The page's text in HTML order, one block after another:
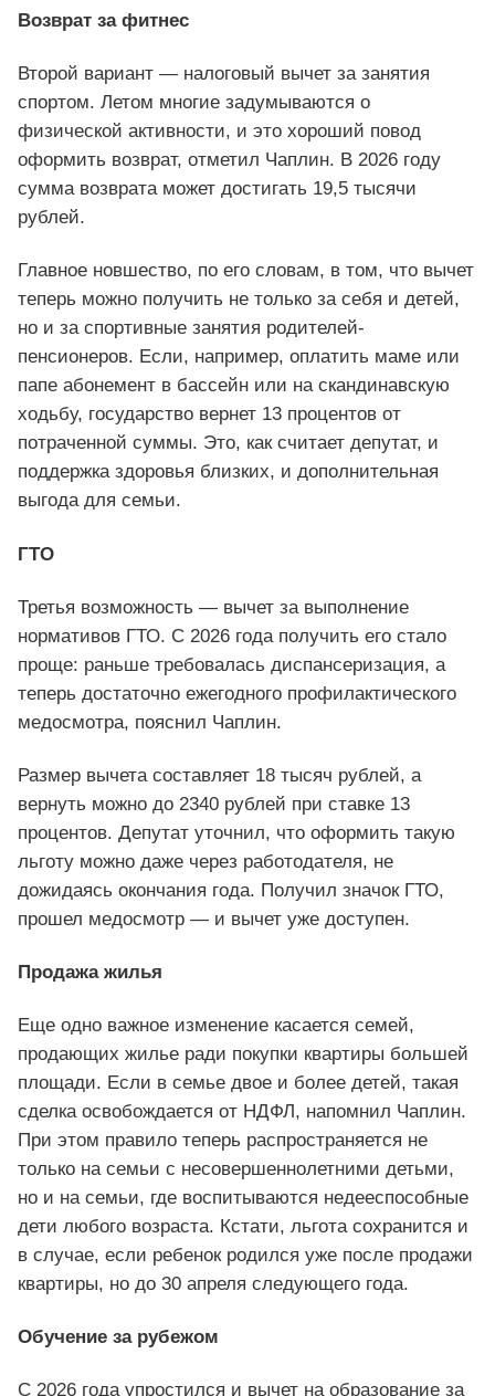
Возврат за фитнес
Второй вариант — налоговый вычет за занятия
спортом. Летом многие задумываются о
физической активности, и это хороший повод
оформить возврат, отметил Чаплин. В 2026 году
сумма возврата может достигать 19,5 тысячи
рублей.
Главное новшество, по его словам, в том, что вычет
теперь можно получить не только за себя и детей,
но и за спортивные занятия родителей-
пенсионеров. Если, например, оплатить маме или
папе абонемент в бассейн или на скандинавскую
ходьбу, государство вернет 13 процентов от
потраченной суммы. Это, как считает депутат, и
поддержка здоровья близких, и дополнительная
выгода для семьи.
ГТО
Третья возможность — вычет за выполнение
нормативов ГТО. С 2026 года получить его стало
проще: раньше требовалась диспансеризация, а
теперь достаточно ежегодного профилактического
медосмотра, пояснил Чаплин.
Размер вычета составляет 18 тысяч рублей, а
вернуть можно до 2340 рублей при ставке 13
процентов. Депутат уточнил, что оформить такую
льготу можно даже через работодателя, не
дожидаясь окончания года. Получил значок ГТО,
прошел медосмотр — и вычет уже доступен.
Продажа жилья
Еще одно важное изменение касается семей,
продающих жилье ради покупки квартиры большей
площади. Если в семье двое и более детей, такая
сделка освобождается от НДФЛ, напомнил Чаплин.
При этом правило теперь распространяется не
только на семьи с несовершеннолетними детьми,
но и на семьи, где воспитываются недееспособные
дети любого возраста. Кстати, льгота сохранится и
в случае, если ребенок родился уже после продажи
квартиры, но до 30 апреля следующего года.
Обучение за рубежом
С 2026 года упростился и вычет на образование за